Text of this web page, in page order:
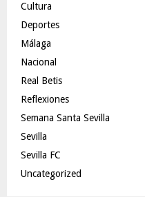
Cultura
Deportes
Málaga
Nacional
Real Betis
Reflexiones
Semana Santa Sevilla
Sevilla
Sevilla FC
Uncategorized